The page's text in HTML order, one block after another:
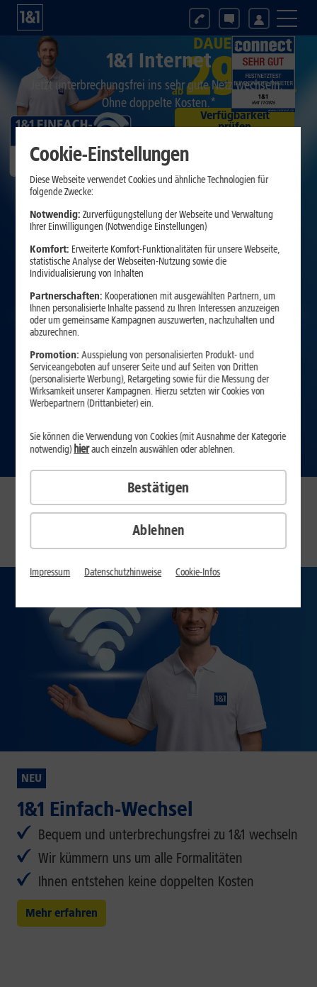
Verfügbarkeit
prüfen
1&1 Internet
Jetzt unterbrechungsfrei ins sehr gute Netz wechseln.
Ohne doppelte Kosten.*
Verfügbarkeit prüfen
NEU
1&1 Einfach-Wechsel
Bequem und unterbrechungsfrei zu 1&1 wechseln
Wir kümmern uns um alle Formalitäten
Ihnen entstehen keine doppelten Kosten
Mehr erfahren
Cookie-Einstellungen
Diese Webseite verwendet Cookies und ähnliche Technologien für
folgende Zwecke:
Notwendig: Zurverfügungstellung der Webseite und Verwaltung
Ihrer Einwilligungen (Notwendige Einstellungen)
Komfort: Erweiterte Komfort-Funktionalitäten für unsere Webseite,
statistische Analyse der Webseiten-Nutzung sowie die
Individualisierung von Inhalten
Partnerschaften: Kooperationen mit ausgewählten Partnern, um
Ihnen personalisierte Inhalte passend zu Ihren Interessen anzuzeigen
oder um gemeinsame Kampagnen auszuwerten, nachzuhalten und
abzurechnen.
Promotion:Ausspielung von personalisierten Produkt- und
Serviceangeboten auf unserer Seite und auf Seiten von Dritten
(personalisierte Werbung), Retargeting sowie für die Messung der
Wirksamkeit unserer Kampagnen. Hierzu setzten wir Cookies von
Werbepartnern (Drittanbieter) ein.
Ablehnen
Sie können die Verwendung von Cookies (mit Ausnahme der Kategorie
notwendig)hierauch einzeln auswählen oder ablehnen.
Bestätigen
Impressum Datenschutzhinweise Cookie-Infos